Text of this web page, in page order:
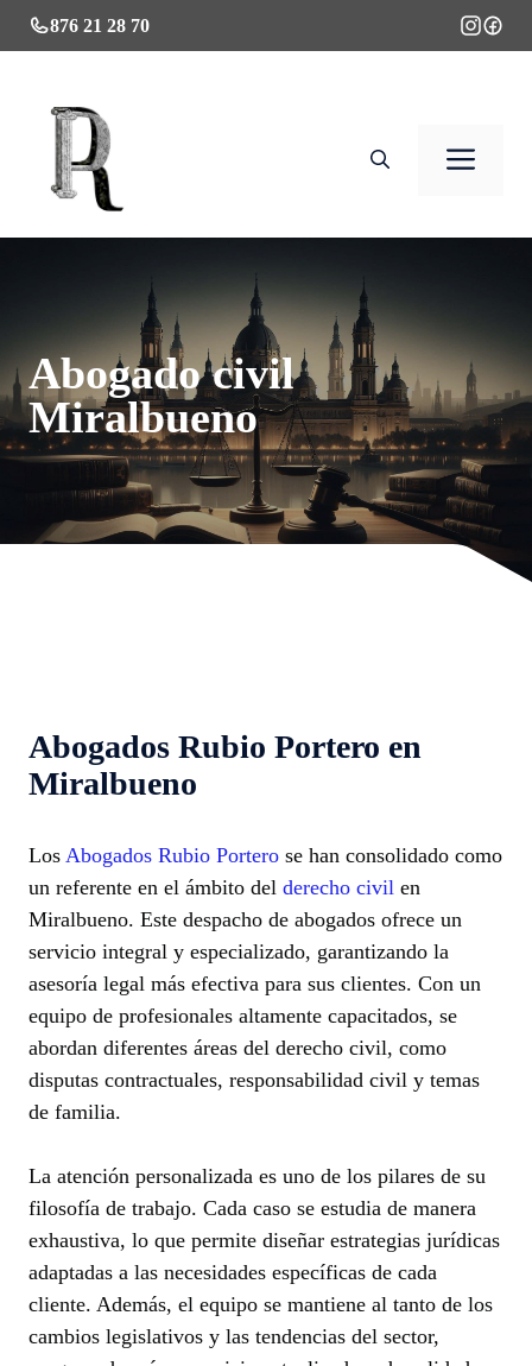
Saltar
al
876 21 28 70
Abogado civil
Miralbueno
Abogados Rubio Portero en
Miralbueno
Los Abogados Rubio Portero se han consolidado como
un referente en el ámbito del derecho civil en
Miralbueno. Este despacho de abogados ofrece un
servicio integral y especializado, garantizando la
asesoría legal más efectiva para sus clientes. Con un
equipo de profesionales altamente capacitados, se
abordan diferentes áreas del derecho civil, como
disputas contractuales, responsabilidad civil y temas
de familia.
La atención personalizada es uno de los pilares de su
filosofía de trabajo. Cada caso se estudia de manera
exhaustiva, lo que permite diseñar estrategias jurídicas
adaptadas a las necesidades específicas de cada
cliente. Además, el equipo se mantiene al tanto de los
cambios legislativos y las tendencias del sector,